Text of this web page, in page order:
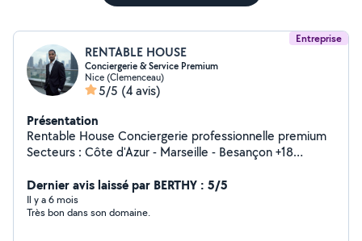
Entreprise
RENTABLE HOUSE
Conciergerie & Service Premium
Nice (Clemenceau)
5/5 (4 avis)
Présentation
Rentable House Conciergerie professionnelle premium
Secteurs : Côte d'Azur - Marseille - Besançon +18
premium. Nous proposons des services à la carte pour
particuliers et locations de courte durée. Ménage
régulier ou ponctuel, ménage de fond, fin de bail,
Dernier avis laissé par BERTHY : 5/5
Il y a 6 mois
Très bon dans son domaine.